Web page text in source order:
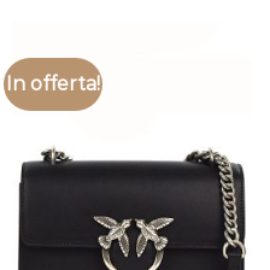
In offerta!